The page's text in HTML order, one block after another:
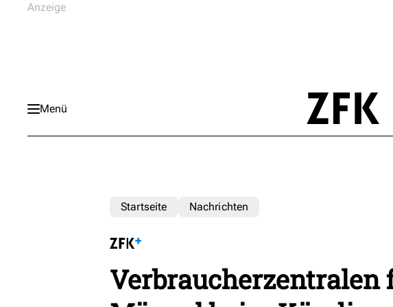
Menü
Startseite Nachrichten
Verbraucherzentralen